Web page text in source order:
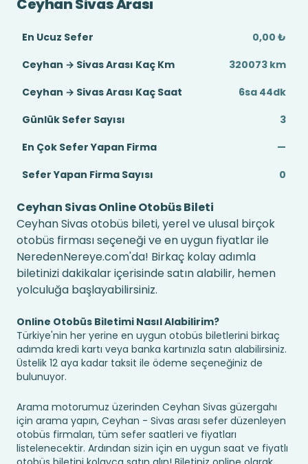
Ceyhan Sivas Arası
En Ucuz Sefer
0,00 ₺
Ceyhan → Sivas Arası Kaç Km
320073 km
Ceyhan → Sivas Arası Kaç Saat
6sa 44dk
Günlük Sefer Sayısı
3
En Çok Sefer Yapan Firma
—
Sefer Yapan Firma Sayısı
0
Ceyhan Sivas Online Otobüs Bileti
Ceyhan Sivas otobüs bileti, yerel ve ulusal birçok
otobüs firması seçeneği ve en uygun fiyatlar ile
NeredenNereye.com'da! Birkaç kolay adımla
biletinizi dakikalar içerisinde satın alabilir, hemen
yolculuğa başlayabilirsiniz.
Online Otobüs Biletimi Nasıl Alabilirim?
Türkiye'nin her yerine en uygun otobüs biletlerini birkaç
adımda kredi kartı veya banka kartınızla satın alabilirsiniz.
Üstelik 12 aya kadar taksit ile ödeme seçeneğiniz de
bulunuyor.
Arama motorumuz üzerinden Ceyhan Sivas güzergahı
için arama yapın, Ceyhan - Sivas arası sefer düzenleyen
otobüs firmaları, tüm sefer saatleri ve fiyatları
listelenecektir. Ardından sizin için en uygun saat ve fiyatlı